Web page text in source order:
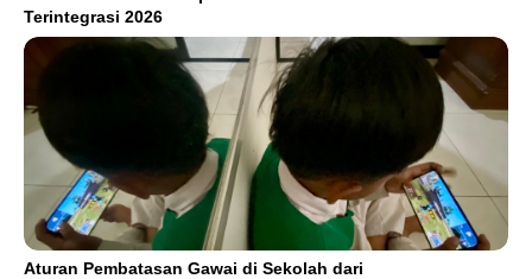
Terintegrasi 2026
Aturan Pembatasan Gawai di Sekolah dari